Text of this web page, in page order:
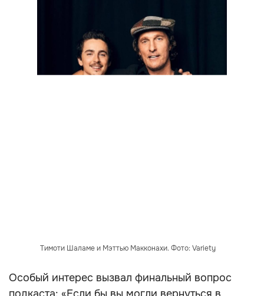
Тимоти Шаламе и Мэттью Макконахи. Фото: Variety
Особый интерес вызвал финальный вопрос